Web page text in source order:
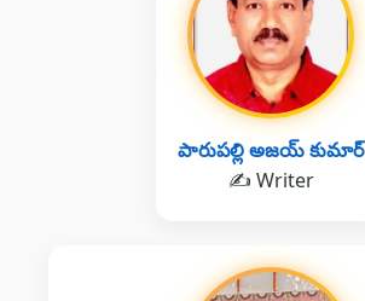
పారుపల్లి అజయ్ కుమార్
✍️ Writer